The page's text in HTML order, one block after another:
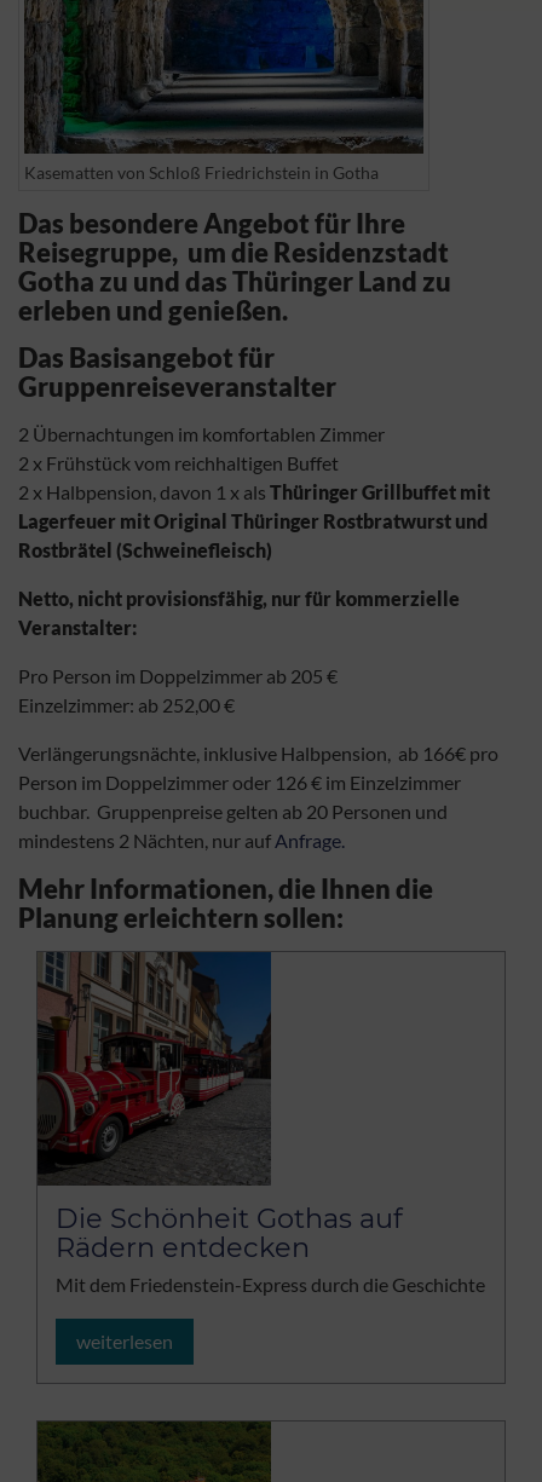
Kasematten von Schloß Friedrichstein in Gotha
Das besondere Angebot für Ihre
Reisegruppe, um die Residenzstadt
Gotha zu und das Thüringer Land zu
erleben und genießen.
Das Basisangebot für
Gruppenreiseveranstalter
2 Übernachtungen im komfortablen Zimmer
2 x Frühstück vom reichhaltigen Buffet
2 x Halbpension, davon 1 x als Thüringer Grillbuffet mit
Lagerfeuer mit Original Thüringer Rostbratwurst und
Rostbrätel (Schweinefleisch)
Netto, nicht provisionsfähig, nur für kommerzielle
Veranstalter:
Pro Person im Doppelzimmer ab 205 €
Einzelzimmer: ab 252,00 €
Verlängerungsnächte, inklusive Halbpension, ab 166€ pro
Person im Doppelzimmer oder 126 € im Einzelzimmer
buchbar. Gruppenpreise gelten ab 20 Personen und
mindestens 2 Nächten, nur auf Anfrage.
Mehr Informationen, die Ihnen die
Planung erleichtern sollen:
Die Schönheit Gothas auf
Rädern entdecken
Mit dem Friedenstein-Express durch die Geschichte
weiterlesen